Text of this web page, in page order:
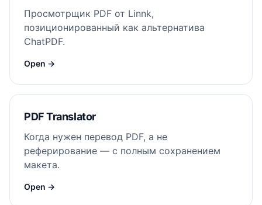
Просмотрщик PDF от Linnk,
позиционированный как альтернатива
ChatPDF.
Open →
PDF Translator
Когда нужен перевод PDF, а не
реферирование — с полным сохранением
макета.
Open →